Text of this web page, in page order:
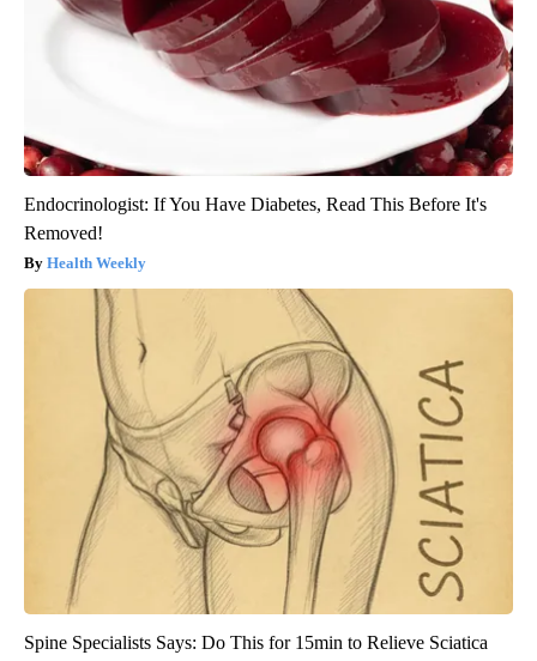
Endocrinologist: If You Have Diabetes, Read This Before It's
Removed!
Health Weekly
Spine Specialists Says: Do This for 15min to Relieve Sciatica